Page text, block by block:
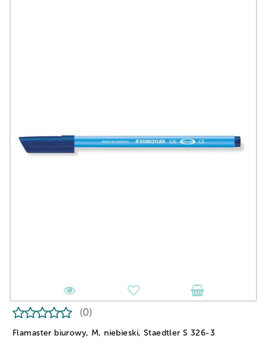
Flamaster biurowy, M, niebieski, Staedtler S 326-3
(0)